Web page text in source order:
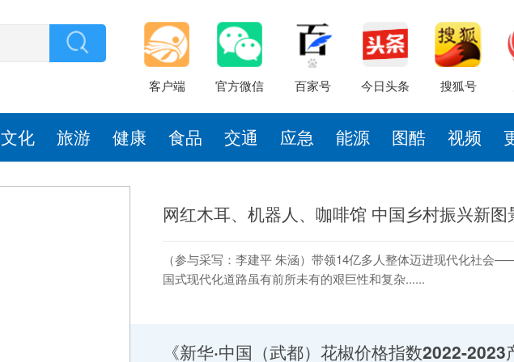
客户端 官方微信 百家号 今日头条 搜狐号
文化 旅游 健康 食品 交通 应急 能源 图酷 视频
网红木耳、机器人、咖啡馆 中国乡村振兴新图
（参与采写：李建平 朱涵）带领14亿多人整体迈进现代化社会
国式现代化道路虽有前所未有的艰巨性和复杂......
《新华·中国（武都）花椒价格指数2022-2023